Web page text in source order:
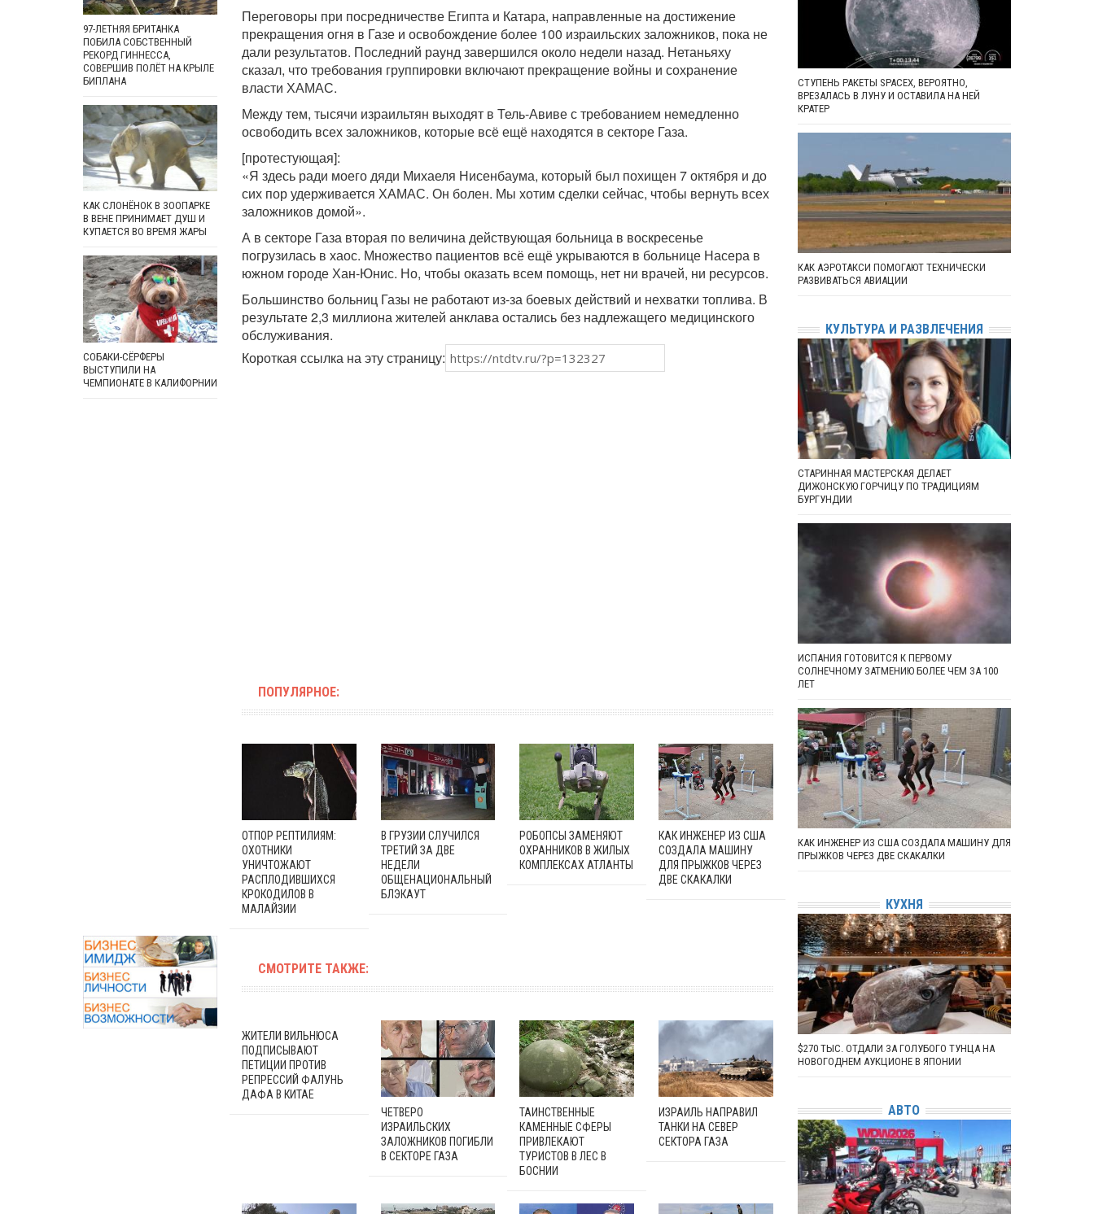
Переговоры при посредничестве Египта и Катара, направленные на достижение
прекращения огня в Газе и освобождение более 100 израильских заложников, пока не
дали результатов. Последний раунд завершился около недели назад. Нетаньяху
сказал, что требования группировки включают прекращение войны и сохранение
власти ХАМАС.
Между тем, тысячи израильтян выходят в Тель-Авиве с требованием немедленно
освободить всех заложников, которые всё ещё находятся в секторе Газа.
[протестующая]:
«Я здесь ради моего дяди Михаеля Нисенбаума, который был похищен 7 октября и до
сих пор удерживается ХАМАС. Он болен. Мы хотим сделки сейчас, чтобы вернуть всех
заложников домой».
А в секторе Газа вторая по величина действующая больница в воскресенье
погрузилась в хаос. Множество пациентов всё ещё укрываются в больнице Насера в
южном городе Хан-Юнис. Но, чтобы оказать всем помощь, нет ни врачей, ни ресурсов.
Большинство больниц Газы не работают из-за боевых действий и нехватки топлива. В
результате 2,3 миллиона жителей анклава остались без надлежащего медицинского
обслуживания.
Короткая ссылка на эту страницу:
ПОПУЛЯРНОЕ:
ОТПОР РЕПТИЛИЯМ:
ОХОТНИКИ
УНИЧТОЖАЮТ
РАСПЛОДИВШИХСЯ
КРОКОДИЛОВ В
МАЛАЙЗИИ
В ГРУЗИИ СЛУЧИЛСЯ
ТРЕТИЙ ЗА ДВЕ
НЕДЕЛИ
ОБЩЕНАЦИОНАЛЬНЫЙ
БЛЭКАУТ
РОБОПСЫ ЗАМЕНЯЮТ
ОХРАННИКОВ В ЖИЛЫХ
КОМПЛЕКСАХ АТЛАНТЫ
КАК ИНЖЕНЕР ИЗ США
СОЗДАЛА МАШИНУ
ДЛЯ ПРЫЖКОВ ЧЕРЕЗ
ДВЕ СКАКАЛКИ
СМОТРИТЕ ТАКЖЕ:
ЖИТЕЛИ ВИЛЬНЮСА
ПОДПИСЫВАЮТ
ПЕТИЦИИ ПРОТИВ
РЕПРЕССИЙ ФАЛУНЬ
ДАФА В КИТАЕ
ЧЕТВЕРО
ИЗРАИЛЬСКИХ
ЗАЛОЖНИКОВ ПОГИБЛИ
В СЕКТОРЕ ГАЗА
ТАИНСТВЕННЫЕ
КАМЕННЫЕ СФЕРЫ
ПРИВЛЕКАЮТ
ТУРИСТОВ В ЛЕС В
БОСНИИ
ИЗРАИЛЬ НАПРАВИЛ
ТАНКИ НА СЕВЕР
СЕКТОРА ГАЗА
97-ЛЕТНЯЯ БРИТАНКА
ПОБИЛА СОБСТВЕННЫЙ
РЕКОРД ГИННЕССА,
СОВЕРШИВ ПОЛЁТ НА КРЫЛЕ
БИПЛАНА
КАК СЛОНЁНОК В ЗООПАРКЕ
В ВЕНЕ ПРИНИМАЕТ ДУШ И
КУПАЕТСЯ ВО ВРЕМЯ ЖАРЫ
СОБАКИ-СЁРФЕРЫ
ВЫСТУПИЛИ НА
ЧЕМПИОНАТЕ В КАЛИФОРНИИ
СТУПЕНЬ РАКЕТЫ SPACEX, ВЕРОЯТНО,
ВРЕЗАЛАСЬ В ЛУНУ И ОСТАВИЛА НА НЕЙ
КРАТЕР
КАК АЭРОТАКСИ ПОМОГАЮТ ТЕХНИЧЕСКИ
РАЗВИВАТЬСЯ АВИАЦИИ
КУЛЬТУРА И РАЗВЛЕЧЕНИЯ
СТАРИННАЯ МАСТЕРСКАЯ ДЕЛАЕТ
ДИЖОНСКУЮ ГОРЧИЦУ ПО ТРАДИЦИЯМ
БУРГУНДИИ
ИСПАНИЯ ГОТОВИТСЯ К ПЕРВОМУ
СОЛНЕЧНОМУ ЗАТМЕНИЮ БОЛЕЕ ЧЕМ ЗА 100
ЛЕТ
КАК ИНЖЕНЕР ИЗ США СОЗДАЛА МАШИНУ ДЛЯ
ПРЫЖКОВ ЧЕРЕЗ ДВЕ СКАКАЛКИ
КУХНЯ
$270 ТЫС. ОТДАЛИ ЗА ГОЛУБОГО ТУНЦА НА
НОВОГОДНЕМ АУКЦИОНЕ В ЯПОНИИ
АВТО